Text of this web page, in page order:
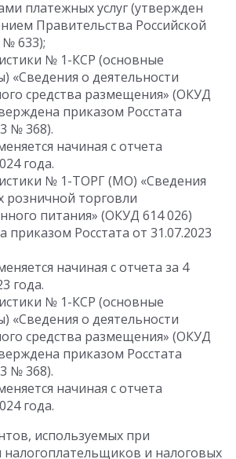
платежных услуг (утвержден
Правительства Российской
633);
№ 1-КСР (основные
«Сведения о деятельности
средства размещения» (ОКУД
приказом Росстата
№ 368).
начиная с отчета
года.
№ 1-ТОРГ (МО) «Сведения
розничной торговли
питания» (ОКУД 614 026)
приказом Росстата от 31.07.2023
начиная с отчета за 4
года.
№ 1-КСР (основные
«Сведения о деятельности
средства размещения» (ОКУД
приказом Росстата
№ 368).
начиная с отчета
года.
используемых при
налогоплательщиков и налоговых